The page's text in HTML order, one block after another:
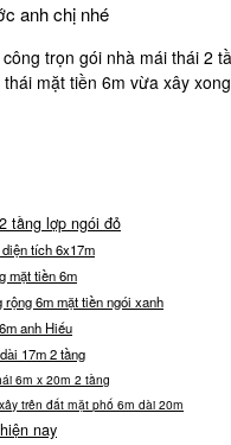
anh chị nhé
mặt tiền 6m vừa xây
tầng lợp ngói đỏ
tích 6x17m
mặt tiền 6m
6m mặt tiền ngói xanh
anh Hiếu
17m 2 tầng
6m x 20m 2 tầng
trên đất mặt phố 6m dài 20m
nay